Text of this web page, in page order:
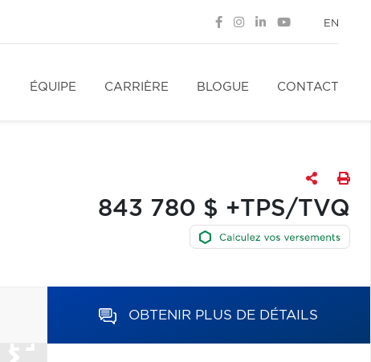
EN
ÉQUIPE CARRIÈRE BLOGUE CONTACT
843 780 $ +TPS/TVQ
OBTENIR PLUS DE DÉTAILS